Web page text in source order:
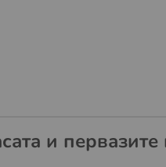
и